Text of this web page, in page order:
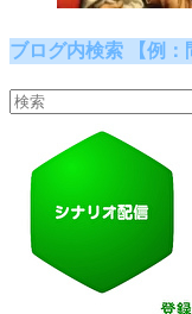
ブログ内検索 【例：